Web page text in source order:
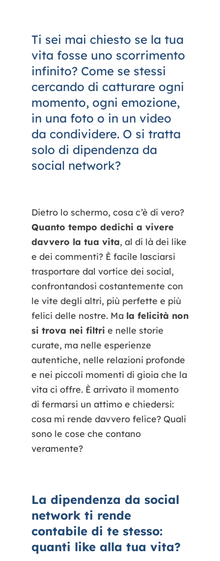
Ti sei mai chiesto se la tua
vita fosse uno scorrimento
infinito? Come se stessi
cercando di catturare ogni
momento, ogni emozione,
in una foto o in un video
da condividere. O si tratta
solo di dipendenza da
social network?
Dietro lo schermo, cosa c’è di vero?
Quanto tempo dedichi a vivere
davvero la tua vita, al di là dei like
e dei commenti? È facile lasciarsi
trasportare dal vortice dei social,
confrontandosi costantemente con
le vite degli altri, più perfette e più
felici delle nostre. Ma la felicità non
si trova nei filtri e nelle storie
curate, ma nelle esperienze
autentiche, nelle relazioni profonde
e nei piccoli momenti di gioia che la
vita ci offre. È arrivato il momento
di fermarsi un attimo e chiedersi:
cosa mi rende davvero felice? Quali
sono le cose che contano
veramente?
La dipendenza da social
network ti rende
contabile di te stesso:
quanti like alla tua vita?